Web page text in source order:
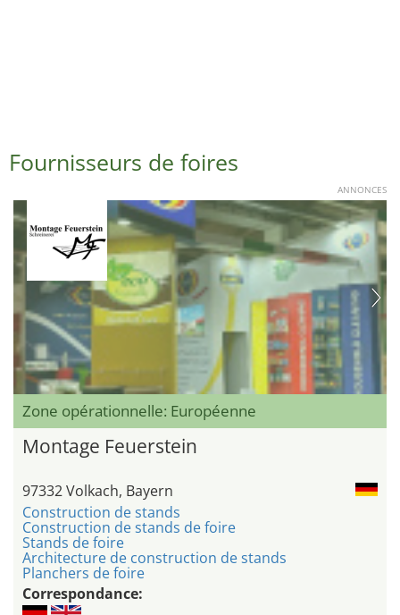
Fournisseurs de foires
ANNONCES
Zone opérationnelle: Européenne
Montage Feuerstein
97332 Volkach, Bayern
Construction de stands
Construction de stands de foire
Stands de foire
Architecture de construction de stands
Planchers de foire
Correspondance: